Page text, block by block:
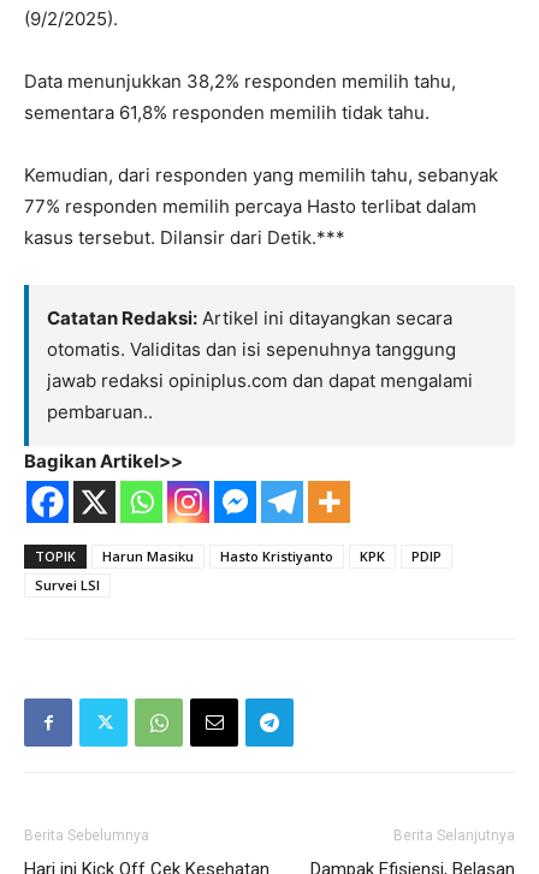
(9/2/2025).
Data menunjukkan 38,2% responden memilih tahu,
sementara 61,8% responden memilih tidak tahu.
Kemudian, dari responden yang memilih tahu, sebanyak
77% responden memilih percaya Hasto terlibat dalam
kasus tersebut. Dilansir dari Detik.***
Catatan Redaksi: Artikel ini ditayangkan secara
otomatis. Validitas dan isi sepenuhnya tanggung
jawab redaksi opiniplus.com dan dapat mengalami
pembaruan..
Bagikan Artikel>>
TOPIK Harun Masiku Hasto Kristiyanto KPK
PDIP
Survei LSI
Berita Sebelumnya
Hari ini Kick Off Cek Kesehatan
Berita Selanjutnya
Dampak Efisiensi, Belasan